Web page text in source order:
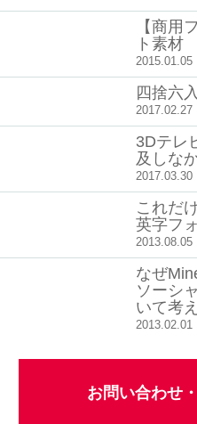
【商用
ト素材
2015.01.05
四捨六
2017.02.27
3Dテレ
及しな
2017.03.30
これだ
英字フ
2013.08.05
なぜ
ソーシ
いて考
2013.02.01
お問い合わせ